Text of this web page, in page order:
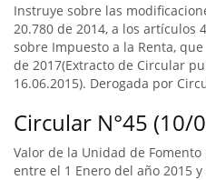
Instruye sobre las
20.780 de 2014, a los artículos
sobre Impuesto a la Renta,
de 2017(Extracto de Circular
16.06.2015). Derogada por
Circular N°45 (10/
Valor de la Unidad de
entre el 1 Enero del año 2015